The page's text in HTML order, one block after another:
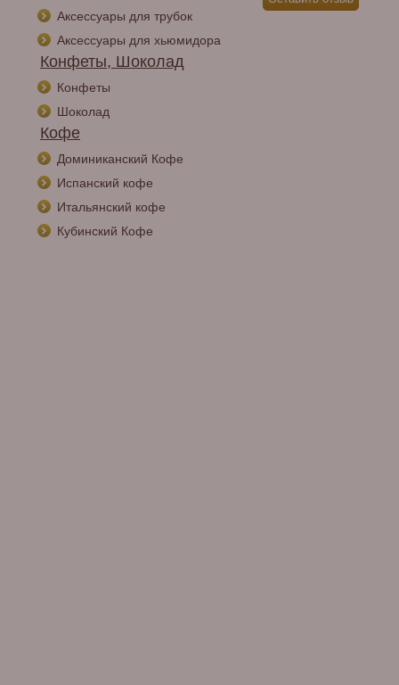
Аксессуары для трубок
Аксессуары для хьюмидора
Конфеты, Шоколад
Конфеты
Шоколад
Кофе
Доминиканский Кофе
Испанский кофе
Итальянский кофе
Кубинский Кофе